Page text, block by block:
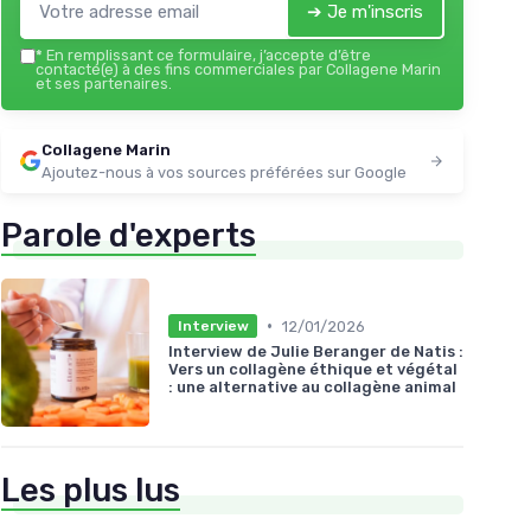
➔ Je m'inscris
* En remplissant ce formulaire, j’accepte d’être
contacté(e) à des fins commerciales par Collagene Marin
et ses partenaires.
Collagene Marin
Ajoutez-nous à vos sources préférées sur Google
Parole d'experts
Interview • 12/01/2026
Interview de Julie Beranger de Natis :
Vers un collagène éthique et végétal
: une alternative au collagène animal
Les plus lus